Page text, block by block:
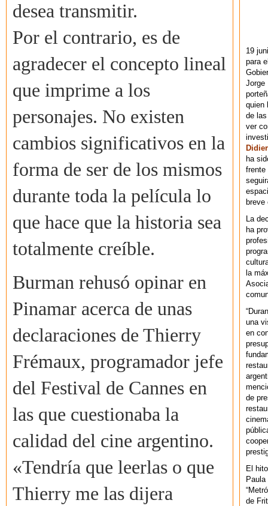
desea transmitir.
Por el contrario, es de
agradecer el concepto lineal
que imprime a los
personajes. No existen
cambios significativos en la
forma de ser de los mismos
durante toda la película lo
que hace que la historia sea
totalmente creíble.
Burman rehusó opinar en
Pinamar acerca de unas
declaraciones de Thierry
Frémaux, programador jefe
del Festival de Cannes en
las que cuestionaba la
calidad del cine argentino.
«Tendría que leerlas o que
Thierry me las dijera
19
para
Jorge
quien
de
ver
Didier
ha
frente
breve
La
ha
la
una
en
de
El
de